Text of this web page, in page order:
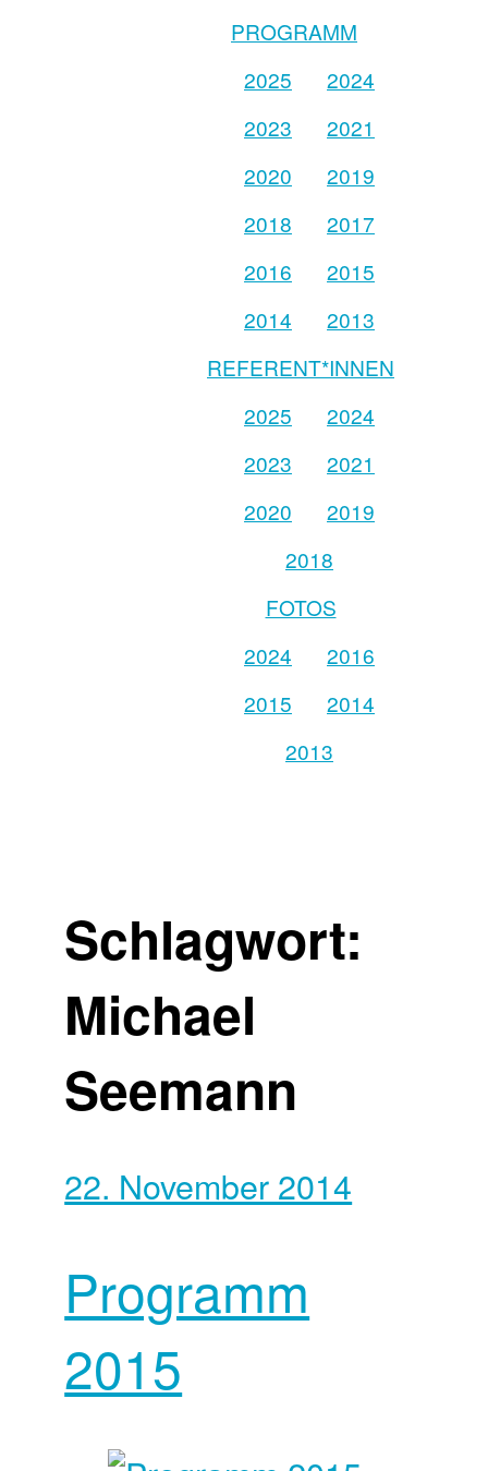
PROGRAMM
2025
2024
2023
2021
2020
2019
2018
2017
2016
2015
2014
2013
REFERENT*INNEN
2025
2024
2023
2021
2020
2019
2018
FOTOS
2024
2016
2015
2014
2013
Schlagwort:
Michael
Seemann
22. November 2014
Programm
2015